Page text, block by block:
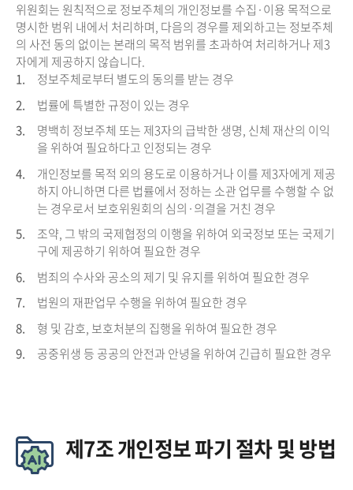
위원회는 원칙적으로 정보주체의 개인정보를 수집·이용 목적으로
명시한 범위 내에서 처리하며, 다음의 경우를 제외하고는 정보주체
의 사전 동의 없이는 본래의 목적 범위를 초과하여 처리하거나 제3
자에게 제공하지 않습니다.
1.
정보주체로부터 별도의 동의를 받는 경우
2.
법률에 특별한 규정이 있는 경우
3.
명백히 정보주체 또는 제3자의 급박한 생명, 신체 재산의 이익
을 위하여 필요하다고 인정되는 경우
4.
개인정보를 목적 외의 용도로 이용하거나 이를 제3자에게 제공
하지 아니하면 다른 법률에서 정하는 소관 업무를 수행할 수 없
는 경우로서 보호위원회의 심의·의결을 거친 경우
5.
조약, 그 밖의 국제협정의 이행을 위하여 외국정보 또는 국제기
구에 제공하기 위하여 필요한 경우
6.
범죄의 수사와 공소의 제기 및 유지를 위하여 필요한 경우
7.
법원의 재판업무 수행을 위하여 필요한 경우
8.
형 및 감호, 보호처분의 집행을 위하여 필요한 경우
9.
공중위생 등 공공의 안전과 안녕을 위하여 긴급히 필요한 경우
제7조 개인정보 파기 절차 및 방법